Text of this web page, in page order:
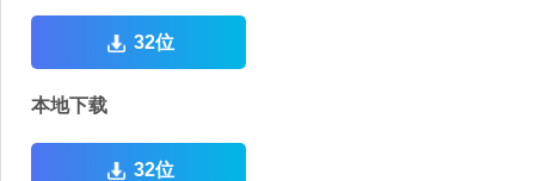
32位
本地下载
32位